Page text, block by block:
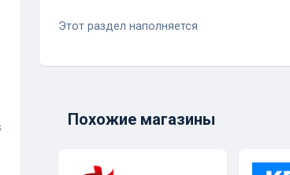
Этот раздел наполняется
Похожие магазины